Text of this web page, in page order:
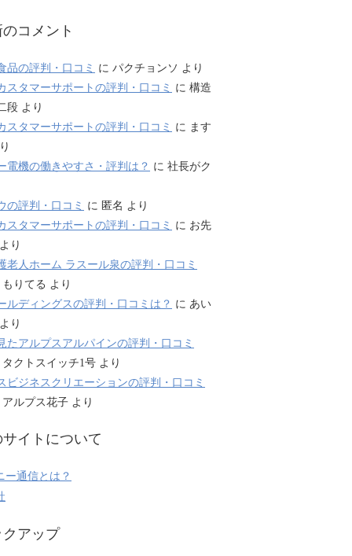
コメント
品の評判・口コミ に パクチョンソ より
スタマーサポートの評判・口コミ に 構造
段 より
スタマーサポートの評判・口コミ に ます
電機の働きやすさ・評判は？ に 社長がク
の評判・口コミ に 匿名 より
スタマーサポートの評判・口コミ に お先
り
老人ホーム ラスール泉の評判・口コミ
もりてる より
ルディングスの評判・口コミは？ に あい
り
たアルプスアルパインの評判・口コミ
タクトスイッチ1号 より
ビジネスクリエーションの評判・口コミ
アルプス花子 より
イトについて
ー通信とは？
クアップ